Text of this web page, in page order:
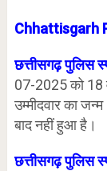
Chhattisgarh
छत्तीसगढ़ पुलिस
07-2025 को 18
उम्मीदवार का
बाद नहीं हुआ है।
छत्तीसगढ़ पुलिस